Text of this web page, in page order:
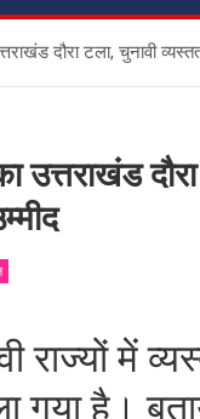
दौरा टला, चुनावी
उत्तराखंड
राज्यों में
गया है।